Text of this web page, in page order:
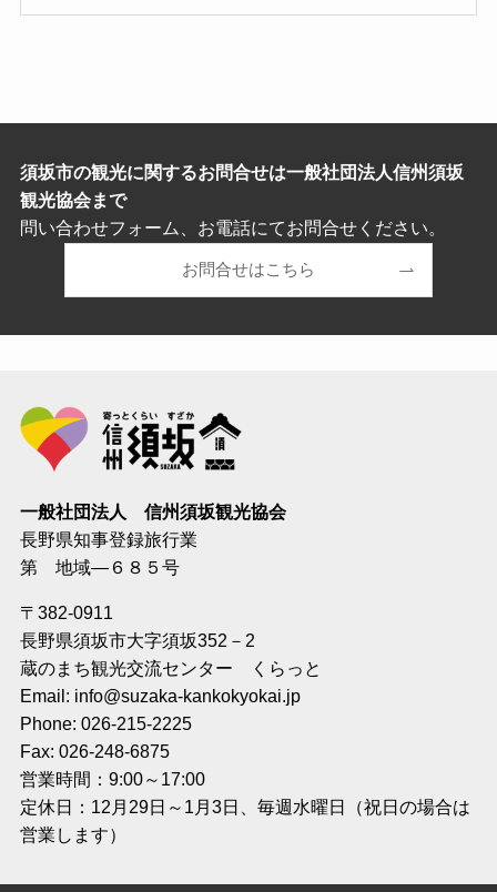
須坂市の観光に関するお問合せは一般社団法人信州須坂
観光協会まで
問い合わせフォーム、お電話にてお問合せください。
お問合せはこちら
一般社団法人 信州須坂観光協会
長野県知事登録旅行業
第 地域―６８５号
〒382-0911
長野県須坂市大字須坂352－2
蔵のまち観光交流センター くらっと
Email: info@suzaka-kankokyokai.jp
Phone: 026-215-2225
Fax: 026-248-6875
営業時間：9:00～17:00
定休日：12月29日～1月3日、毎週水曜日（祝日の場合は
営業します）